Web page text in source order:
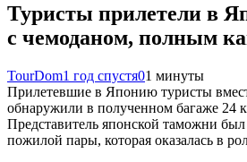
Туристы прилетели в
с чемоданом, полным
TourDom1 год спустя01 минуты
Прилетевшие в Японию туристы
обнаружили в полученном багаже 24
Представитель японской таможни
пожилой пары, которая оказалась в